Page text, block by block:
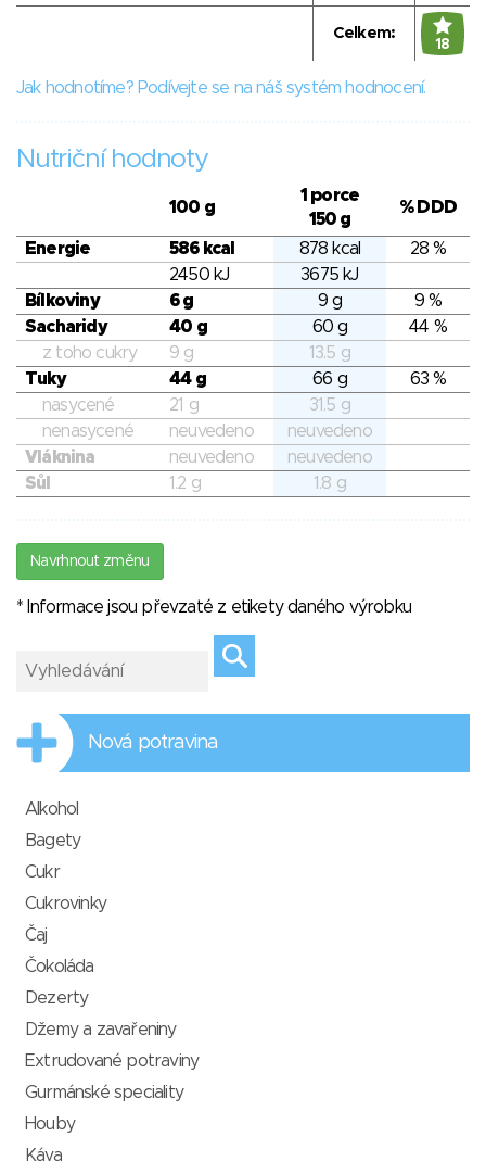
Celkem:
18
Jak hodnotíme? Podívejte se na náš systém hodnocení.
Nutriční hodnoty
100 g
1 porce
150 g
% DDD
Energie 586 kcal 878 kcal
28 %
2450 kJ
3675 kJ
Bílkoviny
6 g 9 g
9 %
Sacharidy
40 g 60 g
44 %
z toho cukry
9 g
13.5 g
Tuky
44 g 66 g
63 %
nasycené
21 g
31.5 g
nenasycené
neuvedeno
neuvedeno
Vláknina
neuvedeno
neuvedeno
Sůl
1.2 g 1.8 g
Navrhnout změnu
* Informace jsou převzaté z etikety daného výrobku
Nová potravina
Alkohol
Bagety
Cukr
Cukrovinky
Čaj
Čokoláda
Dezerty
Džemy a zavařeniny
Extrudované potraviny
Gurmánské speciality
Houby
Káva